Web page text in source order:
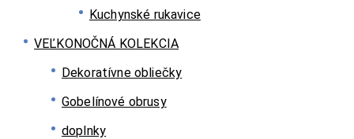
Kuchynské rukavice
VEĽKONOČNÁ KOLEKCIA
Dekoratívne obliečky
Gobelínové obrusy
doplnky